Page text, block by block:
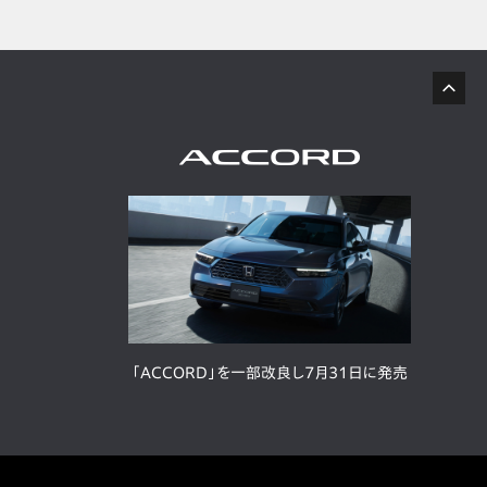
「ACCORD」を一部改良し7月31日に発売